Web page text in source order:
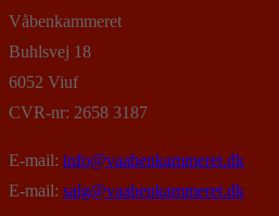
Våbenkammeret
Buhlsvej 18
6052 Viuf
CVR-nr: 2658 3187
E-mail: info@vaabenkammeret.dk
E-mail: salg@vaabenkammeret.dk